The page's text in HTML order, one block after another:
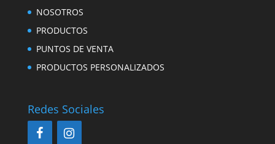
NOSOTROS
PRODUCTOS
PUNTOS DE VENTA
PRODUCTOS PERSONALIZADOS
Redes Sociales